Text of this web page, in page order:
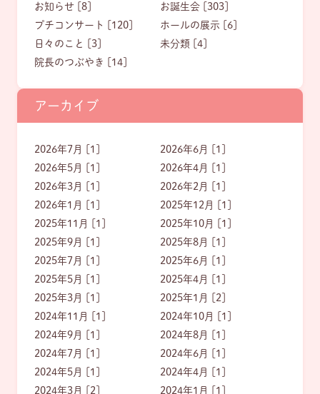
お知らせ [8]
お誕生会 [303]
プチコンサート [120]
ホールの展示 [6]
日々のこと [3]
未分類 [4]
院長のつぶやき [14]
アーカイブ
2026年7月 [1]
2026年6月 [1]
2026年5月 [1]
2026年4月 [1]
2026年3月 [1]
2026年2月 [1]
2026年1月 [1]
2025年12月 [1]
2025年11月 [1]
2025年10月 [1]
2025年9月 [1]
2025年8月 [1]
2025年7月 [1]
2025年6月 [1]
2025年5月 [1]
2025年4月 [1]
2025年3月 [1]
2025年1月 [2]
2024年11月 [1]
2024年10月 [1]
2024年9月 [1]
2024年8月 [1]
2024年7月 [1]
2024年6月 [1]
2024年5月 [1]
2024年4月 [1]
2024年3月 [2]
2024年1月 [1]